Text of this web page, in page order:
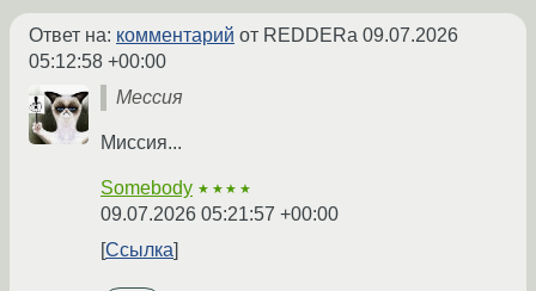
Ответ на: комментарий от REDDERa 09.07.2026
05:12:58 +00:00
Мессия
Миссия...
Somebody ★★★★
09.07.2026 05:21:57 +00:00
Ссылка